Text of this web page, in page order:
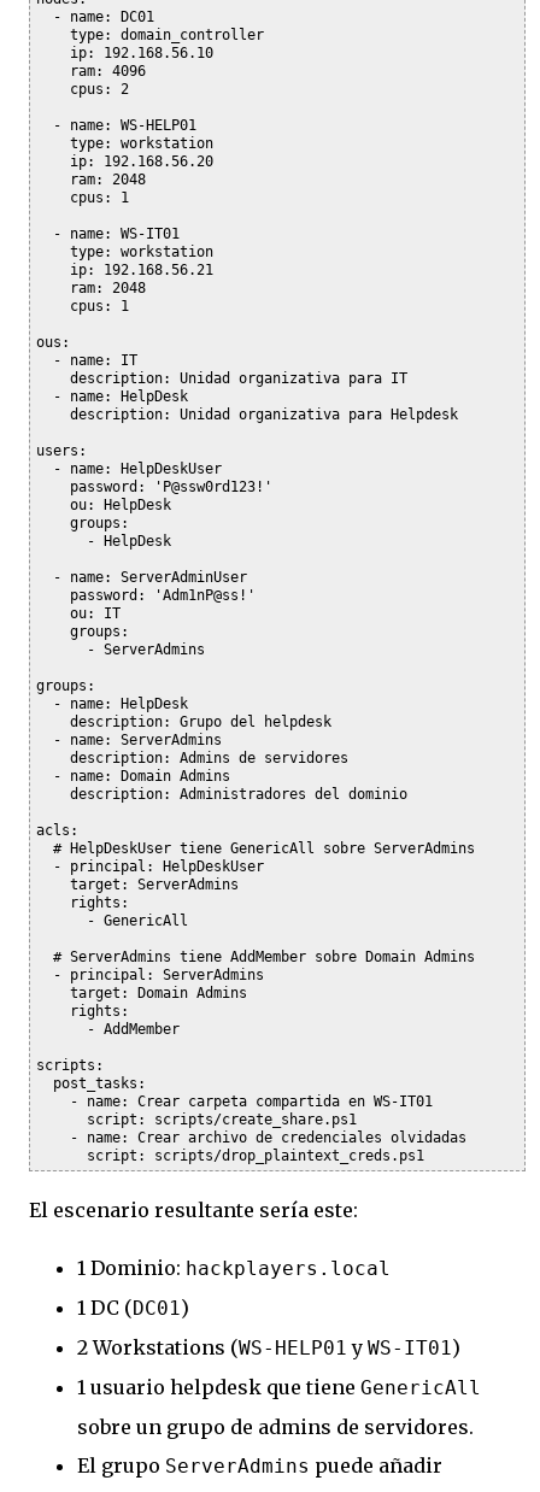
  - name: DC01
    type: domain_controller
    ip: 192.168.56.10
    ram: 4096
    cpus: 2
  - name: WS-HELP01
    type: workstation
    ip: 192.168.56.20
    ram: 2048
    cpus: 1
  - name: WS-IT01
    type: workstation
    ip: 192.168.56.21
    ram: 2048
    cpus: 1
ous:
  - name: IT
    description: Unidad organizativa para IT
  - name: HelpDesk
    description: Unidad organizativa para Helpdesk
users:
  - name: HelpDeskUser
    password: 'P@ssw0rd123!'
    ou: HelpDesk
    groups:
      - HelpDesk
  - name: ServerAdminUser
    password: 'Adm1nP@ss!'
    ou: IT
    groups:
      - ServerAdmins
groups:
  - name: HelpDesk
    description: Grupo del helpdesk
  - name: ServerAdmins
    description: Admins de servidores
  - name: Domain Admins
    description: Administradores del dominio
acls:
  # HelpDeskUser tiene GenericAll sobre ServerAdmins
  - principal: HelpDeskUser
    target: ServerAdmins
    rights:
      - GenericAll
  # ServerAdmins tiene AddMember sobre Domain Admins
  - principal: ServerAdmins
    target: Domain Admins
    rights:
      - AddMember
scripts:
  post_tasks:
    - name: Crear carpeta compartida en WS-IT01
      script: scripts/create_share.ps1
    - name: Crear archivo de credenciales olvidadas
      script: scripts/drop_plaintext_creds.ps1
El escenario resultante sería este:
1 Dominio: hackplayers.local
1 DC (DC01)
2 Workstations (WS-HELP01 y WS-IT01)
1 usuario helpdesk que tiene GenericAll
sobre un grupo de admins de servidores.
El grupo ServerAdmins puede añadir